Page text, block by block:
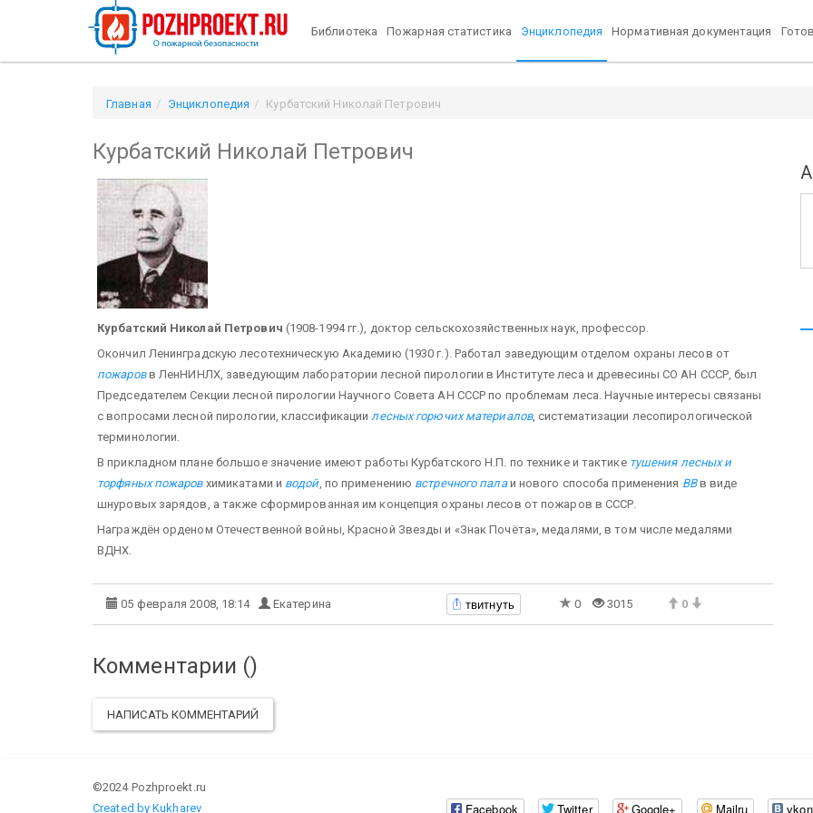
Библиотека Пожарная статистика Энциклопедия Нормативная документация
Главная Энциклопедия Курбатский Николай Петрович
Курбатский Николай Петрович
Курбатский Николай Петрович (1908-1994 гг.), доктор сельскохозяйственных наук, профессор.
Окончил Ленинградскую лесотехническую Академию (1930 г.). Работал заведующим отделом охраны лесов от
пожаровв ЛенНИНЛХ, заведующим лаборатории лесной пирологии в Институте леса и древесины СО АН СССР, был
Председателем Секции лесной пирологии Научного Совета АН СССР по проблемам леса. Научные интересы связаны
с вопросами лесной пирологии, классификации лесных горючих материалов, систематизации лесопирологической
терминологии.
В прикладном плане большое значение имеют работы Курбатского Н.П. по технике и тактике тушения лесных и
торфяных пожаровхимикатами и водой, по применению встречного палаи нового способа применения ВВв виде
шнуровых зарядов, а также сформированная им концепция охраны лесов от пожаров в СССР.
Награждён орденом Отечественной войны, Красной Звезды и «Знак Почёта», медалями, в том числе медалями
ВДНХ.
05 февраля 2008, 18:14 Екатерина твитнуть 0 3015 0
Комментарии ()
НАПИСАТЬ КОММЕНТАРИЙ
©2024 Pozhproekt.ru
Created by Kukharev
Facebook Twitter Google+ Mailru